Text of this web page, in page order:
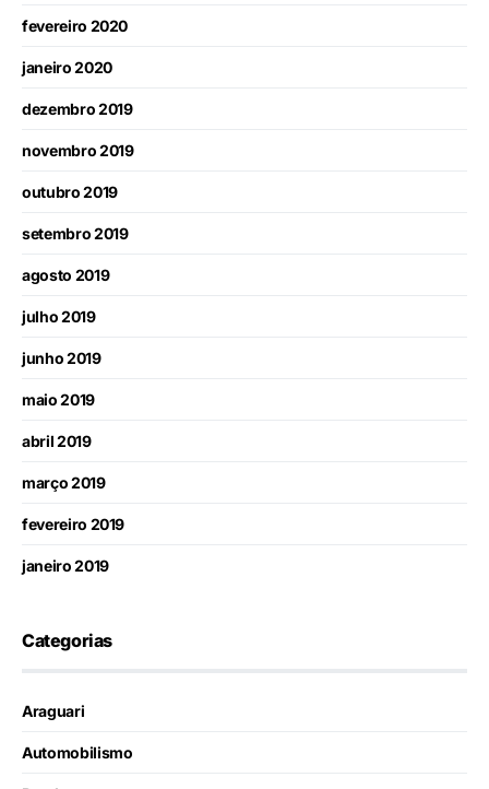
fevereiro 2020
janeiro 2020
dezembro 2019
novembro 2019
outubro 2019
setembro 2019
agosto 2019
julho 2019
junho 2019
maio 2019
abril 2019
março 2019
fevereiro 2019
janeiro 2019
Categorias
Araguari
Automobilismo